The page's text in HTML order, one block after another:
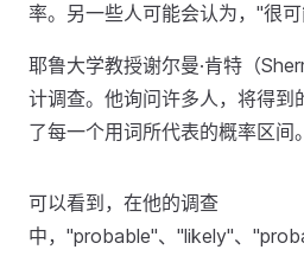
率。另一些人可能会认为，"很可
耶鲁大学教授谢尔曼·肯特（
计调查。他询问许多人，将得到
了每一个用词所代表的概率区间。
可以看到，在他的调查
中，"probable"、"likely"、